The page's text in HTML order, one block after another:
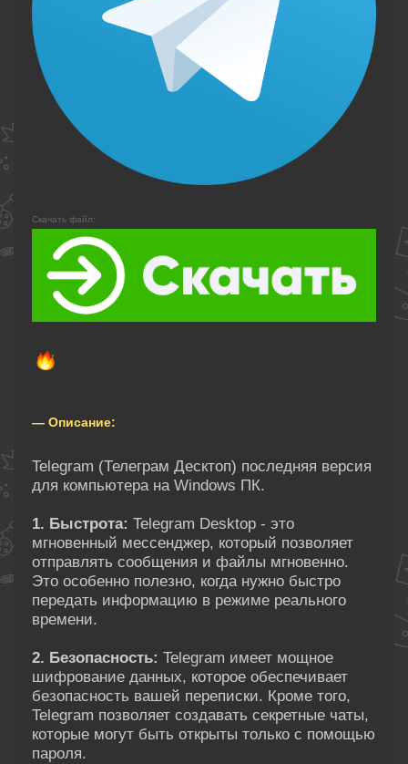
Скачать файл:
— Описание:
Telegram (Телеграм Десктоп) последняя версия
для компьютера на Windows ПК.
1. Быстрота: Telegram Desktop - это
мгновенный мессенджер, который позволяет
отправлять сообщения и файлы мгновенно.
Это особенно полезно, когда нужно быстро
передать информацию в режиме реального
времени.
2. Безопасность: Telegram имеет мощное
шифрование данных, которое обеспечивает
безопасность вашей переписки. Кроме того,
Telegram позволяет создавать секретные чаты,
которые могут быть открыты только с помощью
пароля.